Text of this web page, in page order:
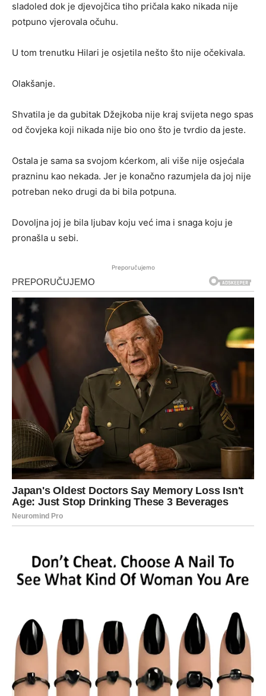
sladoled dok je djevojčica tiho pričala kako nikada nije
potpuno vjerovala očuhu.
U tom trenutku Hilari je osjetila nešto što nije očekivala.
Olakšanje.
Shvatila je da gubitak Džejkoba nije kraj svijeta nego spas
od čovjeka koji nikada nije bio ono što je tvrdio da jeste.
Ostala je sama sa svojom kćerkom, ali više nije osjećala
prazninu kao nekada. Jer je konačno razumjela da joj nije
potreban neko drugi da bi bila potpuna.
Dovoljna joj je bila ljubav koju već ima i snaga koju je
pronašla u sebi.
Preporučujemo